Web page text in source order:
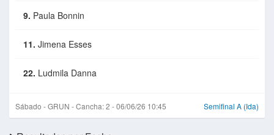
9. Paula Bonnin
11. Jimena Esses
22. Ludmila Danna
Sábado - GRUN - Cancha: 2 - 06/06/26 10:45 Semifinal A (Ida)